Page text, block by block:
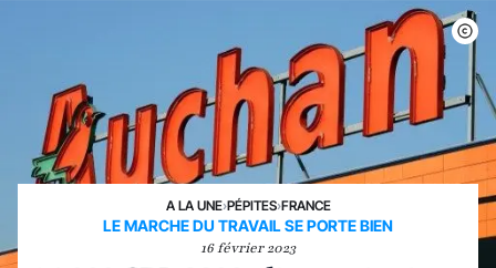
A LA UNE›PÉPITES›FRANCE
LE MARCHE DU TRAVAIL SE PORTE BIEN
16 février 2023